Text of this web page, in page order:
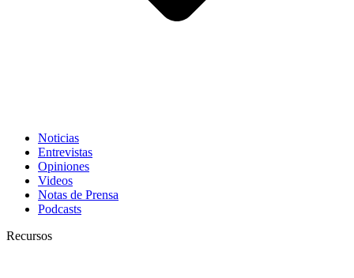
Noticias
Entrevistas
Opiniones
Videos
Notas de Prensa
Podcasts
Recursos